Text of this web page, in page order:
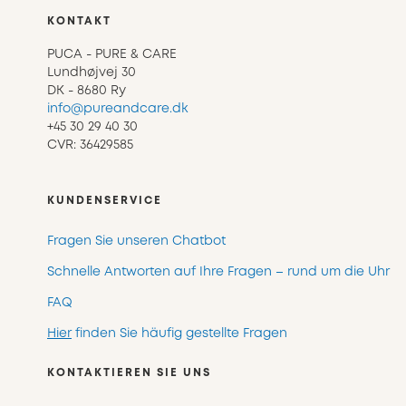
KONTAKT
PUCA - PURE & CARE
Lundhøjvej 30
DK - 8680 Ry
info@pureandcare.dk
+45 30 29 40 30
CVR: 36429585
KUNDENSERVICE
Fragen Sie unseren Chatbot
Schnelle Antworten auf Ihre Fragen – rund um die Uhr
FAQ
Hierfinden Sie häufig gestellte Fragen
KONTAKTIEREN SIE UNS